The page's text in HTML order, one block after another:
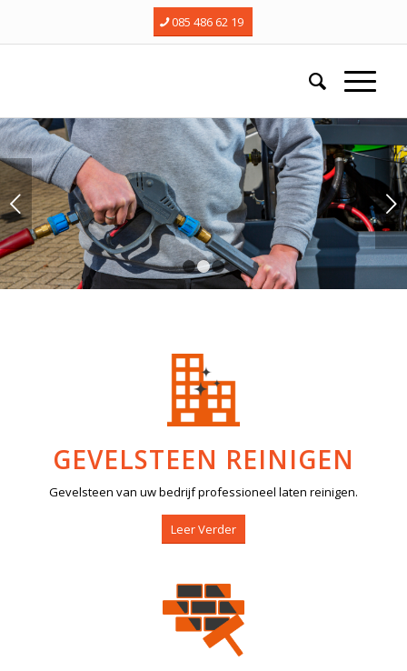
085 486 62 19
Next
1 2
GEVELSTEEN REINIGEN
Gevelsteen van uw bedrijf professioneel laten reinigen.
Leer Verder